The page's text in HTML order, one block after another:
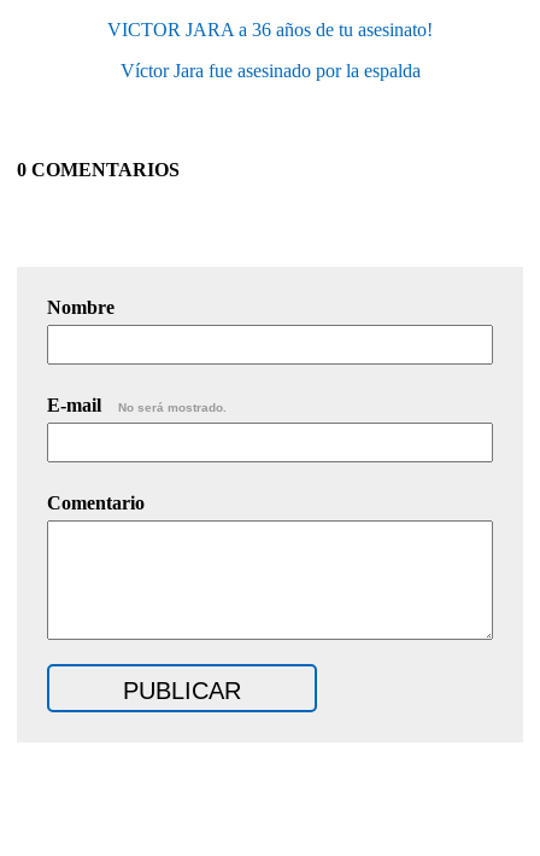
VICTOR JARA a 36 años de tu asesinato!
Víctor Jara fue asesinado por la espalda
0 COMENTARIOS
Nombre
E-mail No será mostrado.
Comentario